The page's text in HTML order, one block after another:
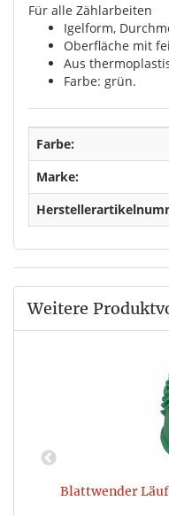
Für alle Zählarbeiten
Igelform,
Oberfläche mit
Aus
Farbe: grün.
Farbe:
Marke:
Weitere
Blattwender